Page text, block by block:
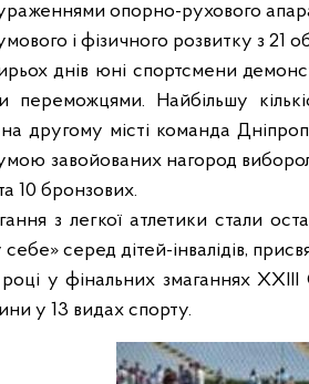
ураженнями опорно-рухового
і фізичного розвитку з 21
днів юні спортсмени
переможцями. Найбільшу
другому місті команда
завойованих нагород
10 бронзових.
з легкої атлетики стали
серед дітей-інвалідів,
у фінальних змаганнях ХХІІІ
у 13 видах спорту.